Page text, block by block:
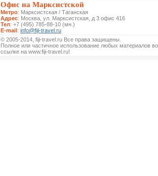
Офис на Марксистской
Метро: Марксистская / Таганская
Адрес: Москва, ул. Марксистская, д 3 офис 416
Тел: +7 (495) 785-88-10 (мн.)
E-mail: info@fiji-travel.ru
© 2005-2014, fiji-travel.ru Все права защищены.
Полное или частичное использование любых материалов
ссылке на www.fiji-travel.ru!